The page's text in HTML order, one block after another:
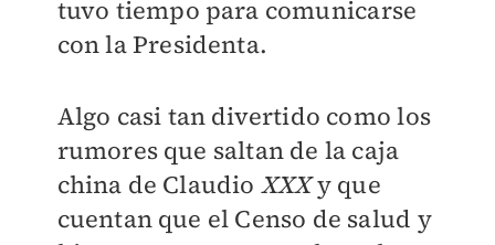
tuvo tiempo para comunicarse
con la Presidenta.
Algo casi tan divertido como los
rumores que saltan de la caja
china de Claudio XXXy que
cuentan que el Censo de salud y